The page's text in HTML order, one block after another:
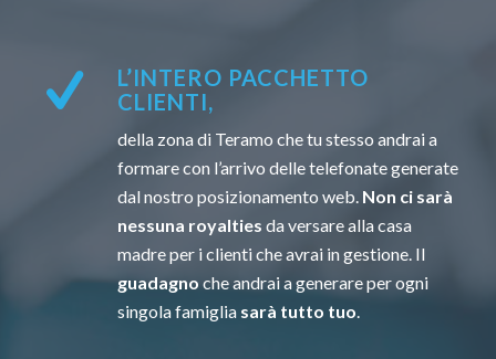
L’INTERO PACCHETTO
CLIENTI,
della zona di Teramo che tu stesso andrai a
formare con l’arrivo delle telefonate generate
dal nostro posizionamento web. Non ci sarà
nessuna royalties da versare alla casa
madre per i clienti che avrai in gestione. Il
guadagno che andrai a generare per ogni
singola famiglia sarà tutto tuo.